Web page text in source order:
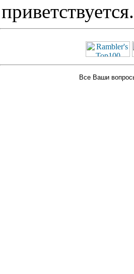
приветствуется.
Все Ваши